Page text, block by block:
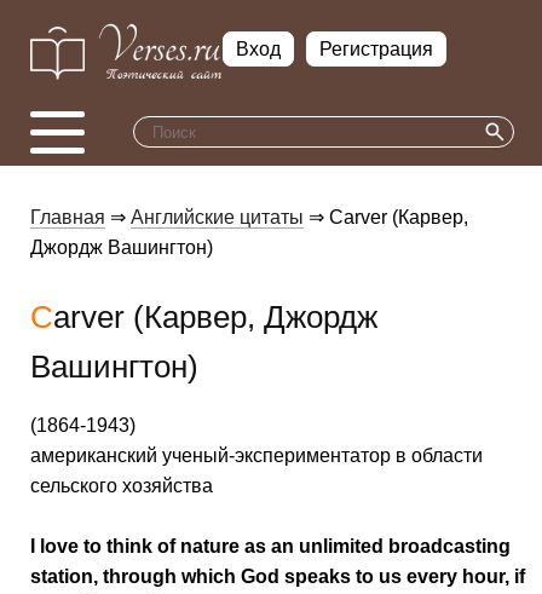
Вход Регистрация
Главная ⇒ Английские цитаты ⇒ Carver (Карвер,
Джордж Вашингтон)
Carver (Карвер, Джордж
Вашингтон)
(1864-1943)
американский ученый-экспериментатор в области
сельского хозяйства
I love to think of nature as an unlimited broadcasting
station, through which God speaks to us every hour, if